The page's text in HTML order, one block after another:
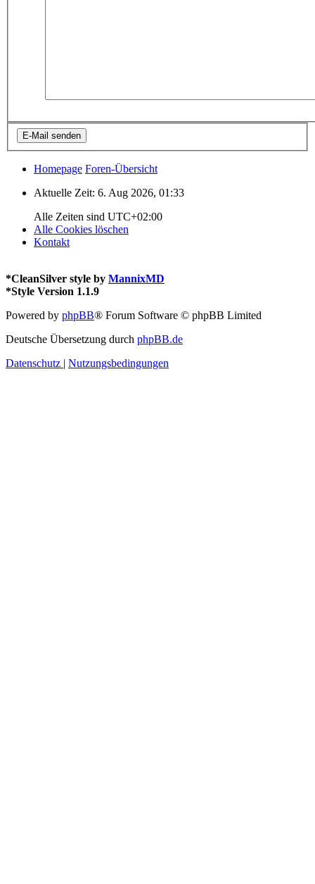
Homepage Foren-Übersicht
Aktuelle Zeit: 6. Aug 2026, 01:33
Alle Zeiten sind UTC+02:00
Alle Cookies löschen
Kontakt
*CleanSilver style by MannixMD
*Style Version 1.1.9
Powered by phpBB® Forum Software © phpBB Limited
Deutsche Übersetzung durch phpBB.de
Datenschutz | Nutzungsbedingungen